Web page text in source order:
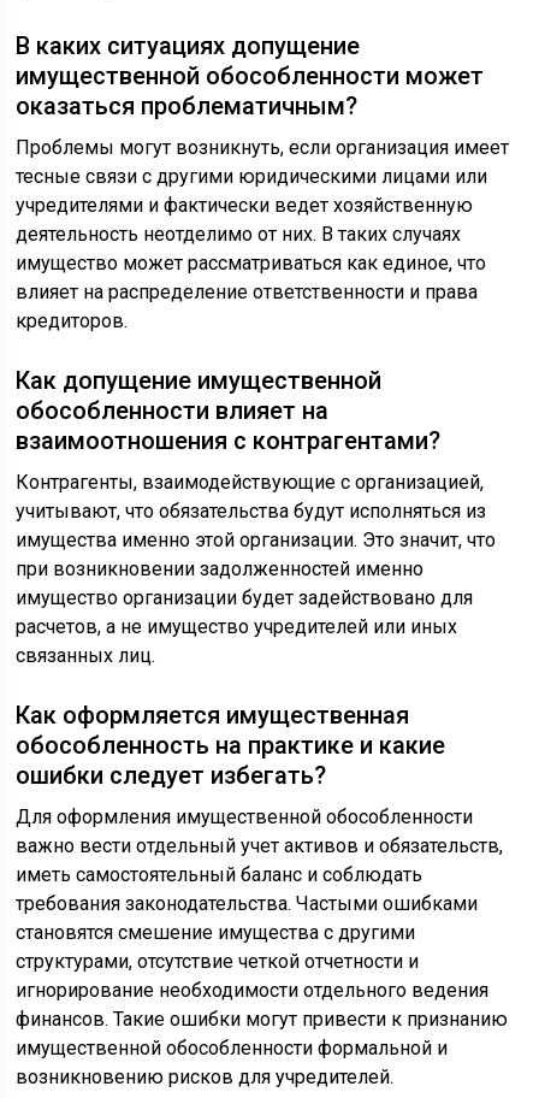
В каких ситуациях допущение
имущественной обособленности может
оказаться проблематичным?
Проблемы могут возникнуть, если организация имеет
тесные связи с другими юридическими лицами или
учредителями и фактически ведет хозяйственную
деятельность неотделимо от них. В таких случаях
имущество может рассматриваться как единое, что
влияет на распределение ответственности и права
кредиторов.
Как допущение имущественной
обособленности влияет на
взаимоотношения с контрагентами?
Контрагенты, взаимодействующие с организацией,
учитывают, что обязательства будут исполняться из
имущества именно этой организации. Это значит, что
при возникновении задолженностей именно
имущество организации будет задействовано для
расчетов, а не имущество учредителей или иных
связанных лиц.
Как оформляется имущественная
обособленность на практике и какие
ошибки следует избегать?
Для оформления имущественной обособленности
важно вести отдельный учет активов и обязательств,
иметь самостоятельный баланс и соблюдать
требования законодательства. Частыми ошибками
становятся смешение имущества с другими
структурами, отсутствие четкой отчетности и
игнорирование необходимости отдельного ведения
финансов. Такие ошибки могут привести к признанию
имущественной обособленности формальной и
возникновению рисков для учредителей.